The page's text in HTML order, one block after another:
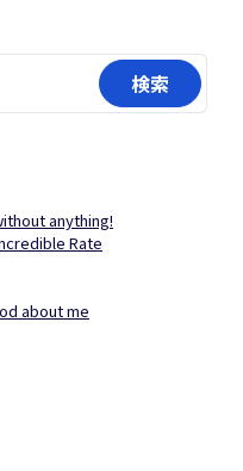
anything!
Rate
about me